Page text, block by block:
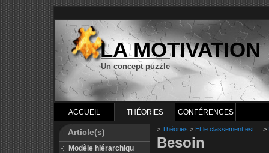
LA MOTIVATION
Un concept puzzle
ACCUEIL THÉORIES CONFÉRENCES
Article(s)
Modèle hiérarchiqu
> Théories > Et le classement est ... >
Besoin